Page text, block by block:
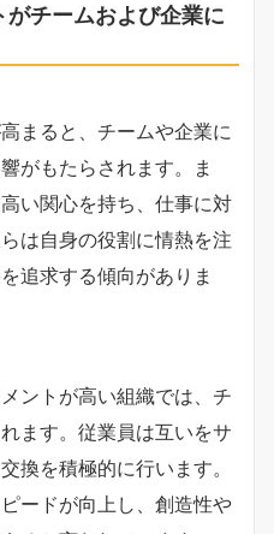
チームおよび企業に
まると、チームや企業に
がもたらされます。ま
い関心を持ち、仕事に対
は自身の役割に情熱を注
追求する傾向がありま
ントが高い組織では、チ
ます。従業員は互いをサ
換を積極的に行います。
ードが向上し、創造性や